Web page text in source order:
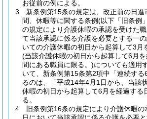
お従前の例による。
3
新条例第15条の規定は、改正前の日進
間、休暇等に関する条例(以下「旧条例
の規定により介護休暇の承認を受けた
て当該承認に係る介護を必要とする一
いての介護休暇の初日から起算して3月
(当該介護休暇の初日から起算して6月
間にある職員に限る。)についても適用
いて、新条例第15条第2項中「連続する
るのは、「平成14年4月1日から、当該
休暇の初日から起算して6月を経過する
る。
4
旧条例第16条の規定により介護休暇